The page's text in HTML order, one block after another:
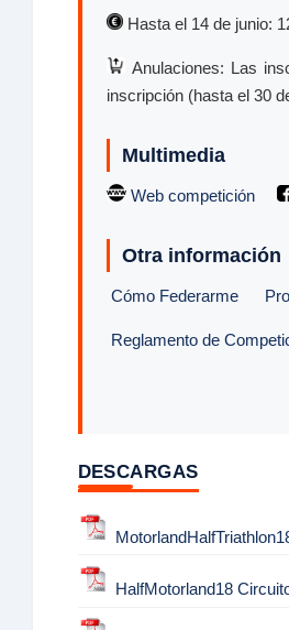
Hasta el 14 de junio:
Anulaciones: Las
inscripción (hasta el 30
Multimedia
Web competición
Otra información
Cómo Federarme
Reglamento de
DESCARGAS
HalfMotorland18